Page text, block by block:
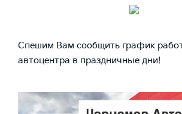
Спешим Вам сообщить график
автоцентра в праздничные дни!